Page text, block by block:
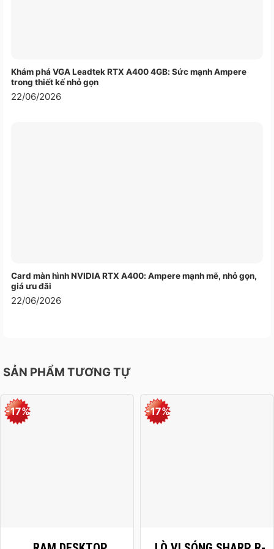
Khám phá VGA Leadtek RTX A400 4GB: Sức mạnh Ampere
trong thiết kế nhỏ gọn
22/06/2026
Card màn hình NVIDIA RTX A400: Ampere mạnh mẽ, nhỏ gọn,
giá ưu đãi
22/06/2026
SẢN PHẨM TƯƠNG TỰ
-17% -17%